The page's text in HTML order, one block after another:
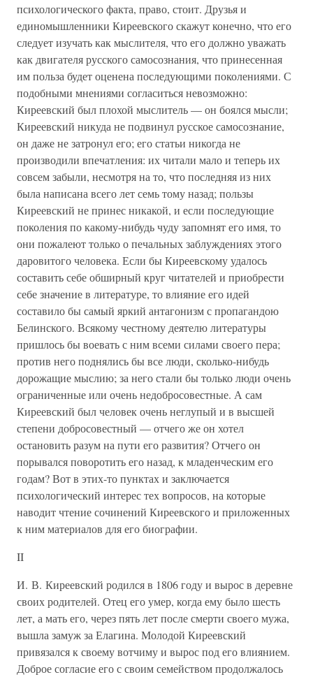
психологического факта, право, стоит. Друзья и
единомышленники Киреевского скажут конечно, что его
следует изучать как мыслителя, что его должно уважать
как двигателя русского самосознания, что принесенная
им польза будет оценена последующими поколениями. С
подобными мнениями согласиться невозможно:
Киреевский был плохой мыслитель — он боялся мысли;
Киреевский никуда не подвинул русское самосознание,
он даже не затронул его; его статьи никогда не
производили впечатления: их читали мало и теперь их
совсем забыли, несмотря на то, что последняя из них
была написана всего лет семь тому назад; пользы
Киреевский не принес никакой, и если последующие
поколения по какому-нибудь чуду запомнят его имя, то
они пожалеют только о печальных заблуждениях этого
даровитого человека. Если бы Киреевскому удалось
составить себе обширный круг читателей и приобрести
себе значение в литературе, то влияние его идей
составило бы самый яркий антагонизм с пропагандою
Белинского. Всякому честному деятелю литературы
пришлось бы воевать с ним всеми силами своего пера;
против него поднялись бы все люди, сколько-нибудь
дорожащие мыслию; за него стали бы только люди очень
ограниченные или очень недобросовестные. А сам
Киреевский был человек очень неглупый и в высшей
степени добросовестный — отчего же он хотел
остановить разум на пути его развития? Отчего он
порывался поворотить его назад, к младенческим его
годам? Вот в этих-то пунктах и заключается
психологический интерес тех вопросов, на которые
наводит чтение сочинений Киреевского и приложенных
к ним материалов для его биографии.
II
И. В. Киреевский родился в 1806 году и вырос в деревне
своих родителей. Отец его умер, когда ему было шесть
лет, а мать его, через пять лет после смерти своего мужа,
вышла замуж за Елагина. Молодой Киреевский
привязался к своему вотчиму и вырос под его влиянием.
Доброе согласие его с своим семейством продолжалось